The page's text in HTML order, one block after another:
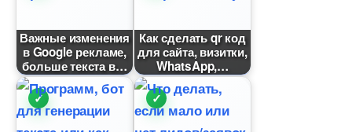
ажные изменения
Google рекламе,
ольше текста
Как сделать qr код
для сайта, визитки,
WhatsApp,